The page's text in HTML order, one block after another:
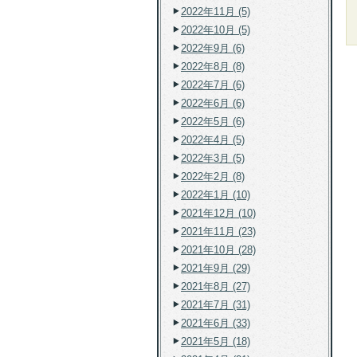
2022年11月 (5)
2022年10月 (5)
2022年9月 (6)
2022年8月 (8)
2022年7月 (6)
2022年6月 (6)
2022年5月 (6)
2022年4月 (5)
2022年3月 (5)
2022年2月 (8)
2022年1月 (10)
2021年12月 (10)
2021年11月 (23)
2021年10月 (28)
2021年9月 (29)
2021年8月 (27)
2021年7月 (31)
2021年6月 (33)
2021年5月 (18)